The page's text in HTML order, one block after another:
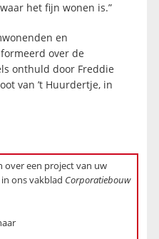
het fijn wonen is.”
en
over de
onthuld door Freddie
van ’t Huurdertje, in
over een project van uw
ons vakblad Corporatiebouw